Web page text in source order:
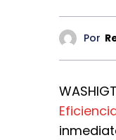
Por